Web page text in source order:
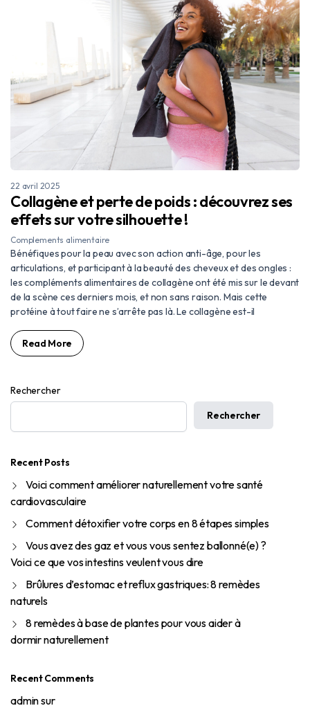
22 avril 2025
Collagène et perte de poids : découvrez ses
effets sur votre silhouette !
Complements alimentaire
Bénéfiques pour la peau avec son action anti-âge, pour les
articulations, et participant à la beauté des cheveux et des ongles :
les compléments alimentaires de collagène ont été mis sur le devant
de la scène ces derniers mois, et non sans raison. Mais cette
protéine à tout faire ne s’arrête pas là. Le collagène est-il
Read More
Rechercher
Rechercher
Recent Posts
Voici comment améliorer naturellement votre santé
cardiovasculaire
Comment détoxifier votre corps en 8 étapes simples
Vous avez des gaz et vous vous sentez ballonné(e) ?
Voici ce que vos intestins veulent vous dire
Brûlures d’estomac et reflux gastriques: 8 remèdes
naturels
8 remèdes à base de plantes pour vous aider à
dormir naturellement
Recent Comments
adminsur